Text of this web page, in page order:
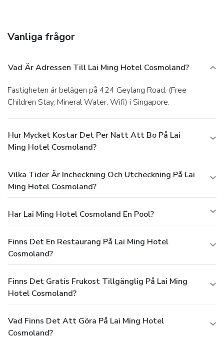
Vanliga frågor
Vad Är Adressen Till Lai Ming Hotel Cosmoland?
Fastigheten är belägen på 424 Geylang Road, (Free
Children Stay, Mineral Water, Wifi) i Singapore.
Hur Mycket Kostar Det Per Natt Att Bo På Lai
Ming Hotel Cosmoland?
Vilka Tider Är Incheckning Och Utcheckning På Lai
Ming Hotel Cosmoland?
Har Lai Ming Hotel Cosmoland En Pool?
Finns Det En Restaurang På Lai Ming Hotel
Cosmoland?
Finns Det Gratis Frukost Tillgänglig På Lai Ming
Hotel Cosmoland?
Vad Finns Det Att Göra På Lai Ming Hotel
Cosmoland?